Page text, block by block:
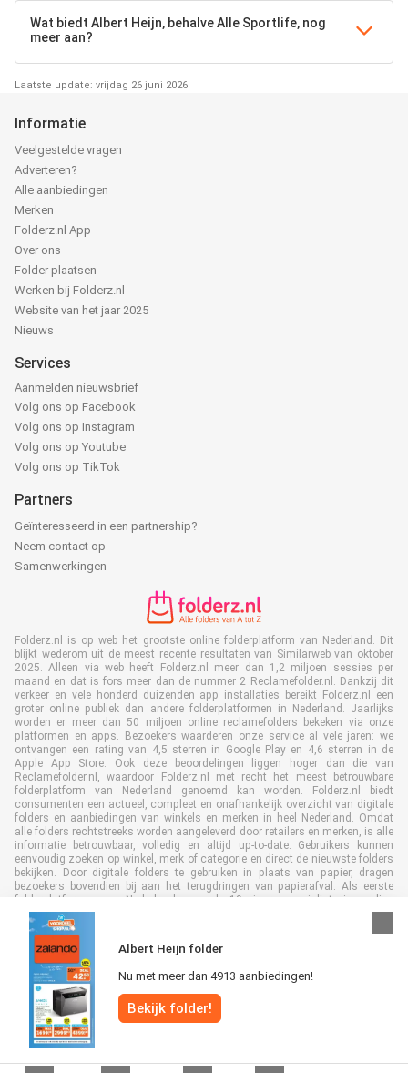
Wat biedt Albert Heijn, behalve Alle Sportlife, nog
meer aan?
Laatste update: vrijdag 26 juni 2026
Albert Heijn folder
Nu met meer dan 4913 aanbiedingen!
Bekijk folder!
Informatie
Veelgestelde vragen
Adverteren?
Alle aanbiedingen
Merken
Folderz.nl App
Over ons
Folder plaatsen
Werken bij Folderz.nl
Website van het jaar 2025
Nieuws
Services
Aanmelden nieuwsbrief
Volg ons op Facebook
Volg ons op Instagram
Volg ons op Youtube
Volg ons op TikTok
Partners
Geïnteresseerd in een partnership?
Neem contact op
Samenwerkingen
Folderz.nl is op web het grootste online folderplatform van Nederland. Dit
blijkt wederom uit de meest recente resultaten van Similarweb van oktober
2025. Alleen via web heeft Folderz.nl meer dan 1,2 miljoen sessies per
maand en dat is fors meer dan de nummer 2 Reclamefolder.nl. Dankzij dit
verkeer en vele honderd duizenden app installaties bereikt Folderz.nl een
groter online publiek dan andere folderplatformen in Nederland. Jaarlijks
worden er meer dan 50 miljoen online reclamefolders bekeken via onze
platformen en apps. Bezoekers waarderen onze service al vele jaren: we
ontvangen een rating van 4,5 sterren in Google Play en 4,6 sterren in de
Apple App Store. Ook deze beoordelingen liggen hoger dan die van
Reclamefolder.nl, waardoor Folderz.nl met recht het meest betrouwbare
folderplatform van Nederland genoemd kan worden. Folderz.nl biedt
consumenten een actueel, compleet en onafhankelijk overzicht van digitale
folders en aanbiedingen van winkels en merken in heel Nederland. Omdat
alle folders rechtstreeks worden aangeleverd door retailers en merken, is alle
informatie betrouwbaar, volledig en altijd up-to-date. Gebruikers kunnen
eenvoudig zoeken op winkel, merk of categorie en direct de nieuwste folders
bekijken. Door digitale folders te gebruiken in plaats van papier, dragen
bezoekers bovendien bij aan het terugdringen van papierafval. Als eerste
folderplatform van Nederland en al 19 jaar specialist in online
folderpublicaties, heeft Folderz.nl duurzame samenwerkingen opgebouwd
met retailers en merken. Hierdoor zijn we uitgegroeid tot de toonaangevende
speler in de digitale foldermarkt.
Alle rechten voorbehouden © Folderz.nl 2026 |